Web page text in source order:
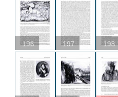
196 197 198